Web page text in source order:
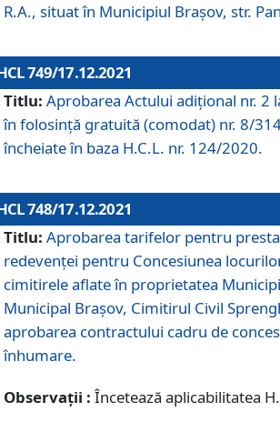
R.A., situat în Municipiul Braşov, str.
749/17.12.2021
Titlu: Aprobarea Actului adițional nr. 2
în folosință gratuită (comodat) nr. 8/
încheiate în baza H.C.L. nr. 124/2020.
748/17.12.2021
Titlu: Aprobarea tarifelor pentru
redevenţei pentru Concesiunea
cimitirele aflate în proprietatea
Municipal Braşov, Cimitirul Civil
aprobarea contractului cadru de
înhumare.
Observații : Încetează aplicabilitatea